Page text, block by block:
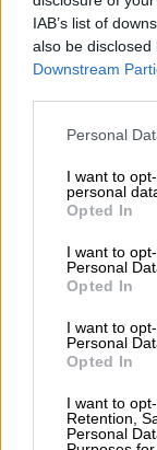
IAB’s list of
also be
Downstream
Please note that
not limited to
grant or deny
use your data
consent section.
Personal
I want to
personal
Opted In
I want to
Personal
Opted In
I want to
Personal
Opted In
I want to
Retention,
Personal
Άλλες
στο
σε
επόμενο
θα
2021 και